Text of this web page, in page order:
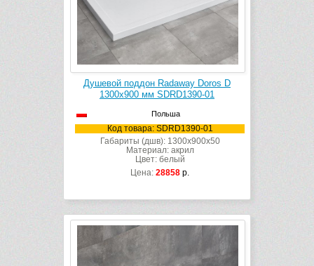
Душевой поддон Radaway Doros D
1300х900 мм SDRD1390-01
Польша
Код товара: SDRD1390-01
Габариты (дшв): 1300x900x50
Материал: акрил
Цвет: белый
Цена: 28858 р.